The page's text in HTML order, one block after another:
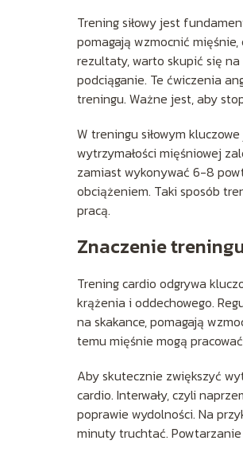
Trening siłowy jest
pomagają wzmocnić
rezultaty, warto skupić się na
podciąganie. Te ćwiczenia
treningu. Ważne jest, aby
W treningu siłowym
wytrzymałości mięśniowej
zamiast wykonywać 6-8
obciążeniem. Taki sposób
pracą.
Znaczenie
Trening cardio odgrywa
krążenia i oddechowego.
na skakance, pomagają
temu mięśnie mogą
Aby skutecznie zwiększyć
cardio. Interwały, czyli
poprawie wydolności. Na
minuty truchtać.